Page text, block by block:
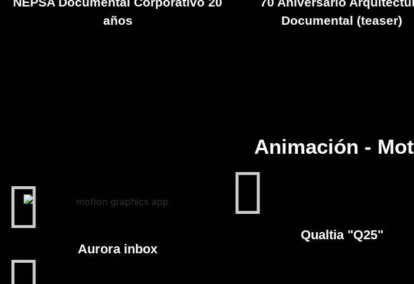
años
Documental (teaser)
Animación -
Aurora inbox
Qualtia "Q25"